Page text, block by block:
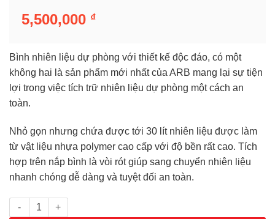
5,500,000 ₫
Bình nhiên liệu dự phòng với thiết kế độc đáo, có một
không hai là sản phẩm mới nhất của ARB mang lại sự tiện
lợi trong việc tích trữ nhiên liệu dự phòng một cách an
toàn.
Nhỏ gọn nhưng chứa được tới 30 lít nhiên liệu được làm
từ vật liệu nhựa polymer cao cấp với độ bền rất cao. Tích
hợp trên nắp bình là vòi rót giúp sang chuyển nhiên liệu
nhanh chóng dễ dàng và tuyệt đối an toàn.
Bình đựng nhiên liệu 30 lít bằng polyme DT001BL30 số lượng